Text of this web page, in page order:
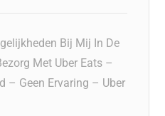
Bij Mij In De
Met Uber Eats –
– Geen Ervaring – Uber